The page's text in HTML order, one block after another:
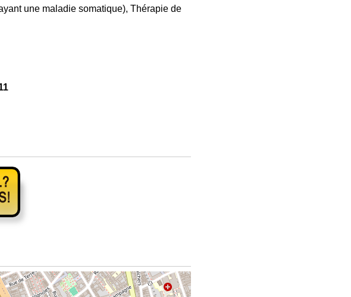
une maladie somatique), Thérapie de